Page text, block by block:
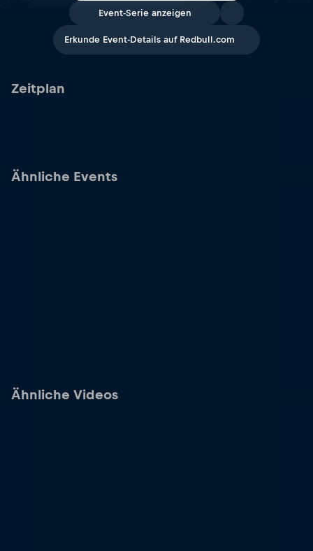
Hatton Dritter. Red Bull Hardline 2019 ist größer als je zuvor! Du hast
die Möglichkeit, all deine Lieblingsfahrer beim Training zu beobachten:
Das Qualifying wird am Samstag, den 14. September, hier live
übertragen, gefolgt vom Finale am Sonntag, den 15. September.
Scrolle runter und schau dir die Rider an.
Event-Serie anzeigen
Erkunde Event-Details auf Redbull.com
Zeitplan
Ähnliche Events
Ähnliche Videos